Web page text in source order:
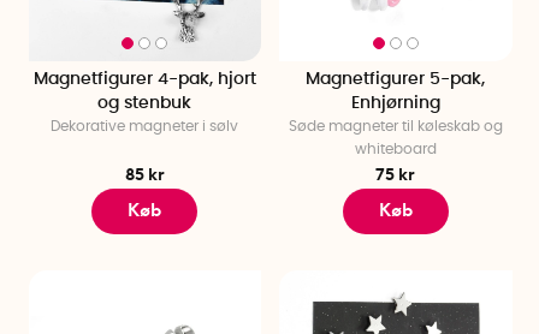
Magnetfigurer 4-pak, hjort
og stenbuk
Dekorative magneter i sølv
85 kr
Køb
Magnetfigurer 5-pak,
Enhjørning
Søde magneter til køleskab og
whiteboard
75 kr
Køb